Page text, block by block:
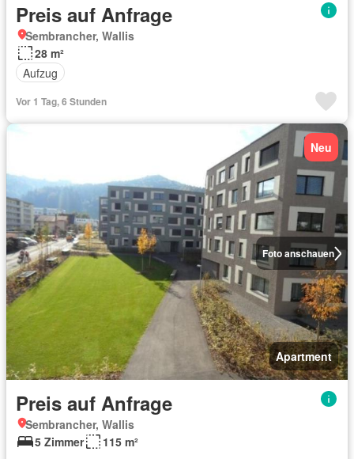
Preis auf Anfrage
Sembrancher, Wallis
28 m²
Aufzug
Vor 1 Tag, 6 Stunden
Foto anschauen
Neu
Apartment
Preis auf Anfrage
Sembrancher, Wallis
5 Zimmer
115 m²